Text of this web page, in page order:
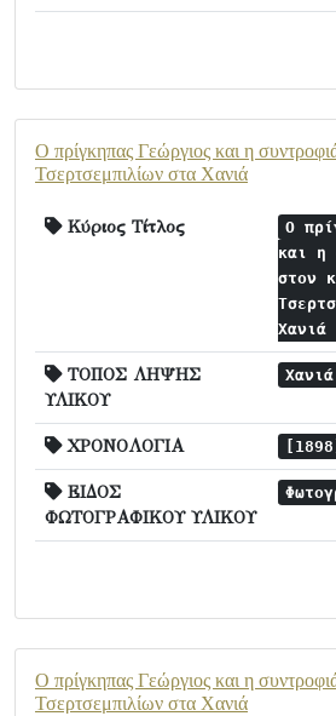
Ο πρίγκηπας Γεώργιος και η
Τσερτσεμπιλίων στα Χανιά
Κύριος Τίτλος
Ο
και η
στον
Χανιά
ΤΟΠΟΣ ΛΗΨΗΣ
ΥΛΙΚΟΥ
Χανιά
ΧΡΟΝΟΛΟΓΙΑ
ΕΙΔΟΣ
ΦΩΤΟΓΡΑΦΙΚΟΥ ΥΛΙΚΟΥ
Ο πρίγκηπας Γεώργιος και η
Τσερτσεμπιλίων στα Χανιά